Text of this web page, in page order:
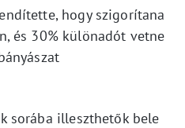
hogy szigorítana
és 30% különadót vetne
sorába illeszthetők bele